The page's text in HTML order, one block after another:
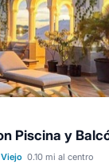
Piscina y
0.10 mi al centro
Calefacción
Piscina